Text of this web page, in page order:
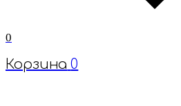
0
Корзина 0